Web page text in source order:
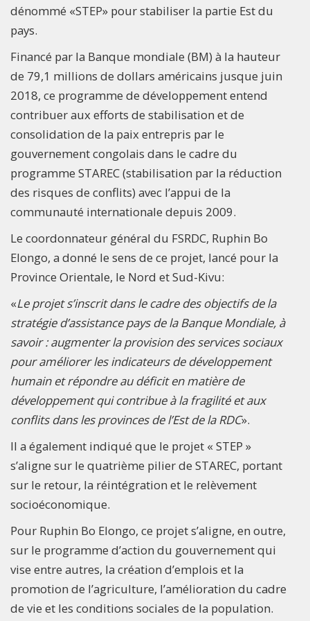
dénommé «STEP» pour stabiliser la partie Est du
pays.
Financé par la Banque mondiale (BM) à la hauteur
de 79,1 millions de dollars américains jusque juin
2018, ce programme de développement entend
contribuer aux efforts de stabilisation et de
consolidation de la paix entrepris par le
gouvernement congolais dans le cadre du
programme STAREC (stabilisation par la réduction
des risques de conflits) avec l’appui de la
communauté internationale depuis 2009.
Le coordonnateur général du FSRDC, Ruphin Bo
Elongo, a donné le sens de ce projet, lancé pour la
Province Orientale, le Nord et Sud-Kivu:
«Le projet s’inscrit dans le cadre des objectifs de la
stratégie d’assistance pays de la Banque Mondiale, à
savoir : augmenter la provision des services sociaux
pour améliorer les indicateurs de développement
humain et répondre au déficit en matière de
développement qui contribue à la fragilité et aux
conflits dans les provinces de l’Est de la RDC».
Il a également indiqué que le projet « STEP »
s’aligne sur le quatrième pilier de STAREC, portant
sur le retour, la réintégration et le relèvement
socioéconomique.
Pour Ruphin Bo Elongo, ce projet s’aligne, en outre,
sur le programme d’action du gouvernement qui
vise entre autres, la création d’emplois et la
promotion de l’agriculture, l’amélioration du cadre
de vie et les conditions sociales de la population.